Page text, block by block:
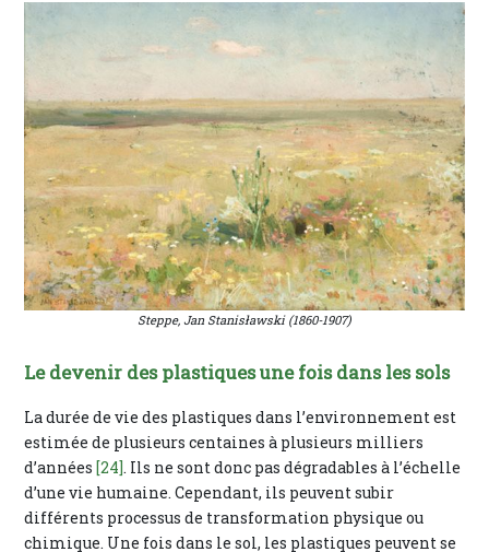
Steppe, Jan Stanisławski (1860-1907)
Le devenir des plastiques une fois dans les sols
La durée de vie des plastiques dans l’environnement est
estimée de plusieurs centaines à plusieurs milliers
d’années[24]. Ils ne sont donc pas dégradables à l’échelle
d’une vie humaine. Cependant, ils peuvent subir
différents processus de transformation physique ou
chimique. Une fois dans le sol, les plastiques peuvent se